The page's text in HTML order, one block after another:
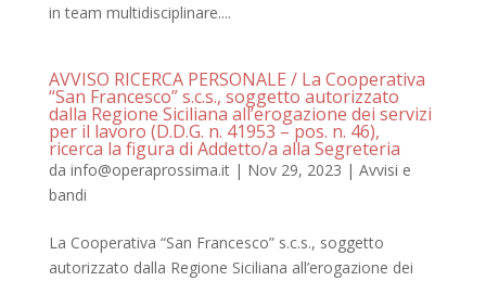
in team multidisciplinare....
AVVISO RICERCA PERSONALE / La Cooperativa
“San Francesco” s.c.s., soggetto autorizzato
dalla Regione Siciliana all’erogazione dei servizi
per il lavoro (D.D.G. n. 41953 – pos. n. 46),
ricerca la figura di Addetto/a alla Segreteria
da info@operaprossima.it| Nov 29, 2023 | Avvisi e
bandi
La Cooperativa “San Francesco” s.c.s., soggetto
autorizzato dalla Regione Siciliana all’erogazione dei